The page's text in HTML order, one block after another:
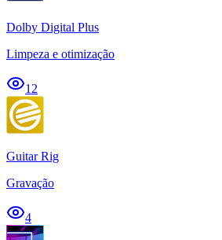
Dolby Digital Plus
Limpeza e otimização
12
Guitar Rig
Gravação
4